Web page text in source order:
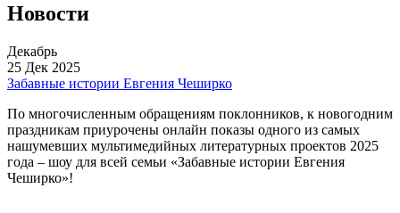
Новости
Декабрь
25 Дек 2025
Забавные истории Евгения Чеширко
По многочисленным обращениям поклонников, к новогодним
праздникам приурочены онлайн показы одного из самых
нашумевших мультимедийных литературных проектов 2025
года – шоу для всей семьи «Забавные истории Евгения
Чеширко»!